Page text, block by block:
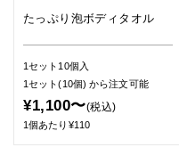
たっぷり泡ボディタオル
1セット10個入
1セット(10個)から注文可能
¥1,100〜(税込)
1個あたり¥110